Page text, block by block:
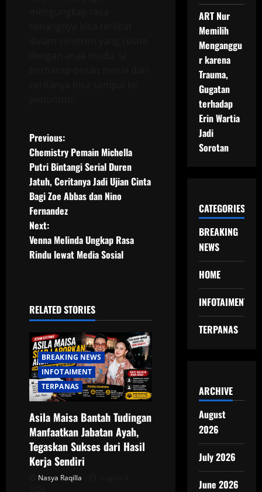
P
o
s
t
n
a
i
g
a
t
i
o
n
Previous:
Chemistry Pemain Michella
Putri Bintangi Serial Duren
Jatuh, Ceritanya Jadi Ujian Cinta
Bagi Zoe Abbas dan Nino
Fernandez
Next:
Venna Melinda Ungkap Rasa
Rindu lewat Media Sosial
RELATED STORIES
BREAKING NEWS
INFOTAIMENT
TERPANAS
Asila Maisa Bantah Tudingan
Manfaatkan Jabatan Ayah,
Tegaskan Sukses dari Hasil
Kerja Sendiri
Nasya Raqilla
ART Nur
Memilih
Menganggu
r karena
Trauma,
Gugatan
terhadap
Erin Wartia
Jadi
Sorotan
CATEGORIES
BREAKING
NEWS
HOME
INFOTAIMENT
TERPANAS
ARCHIVE
August
2026
July 2026
June 2026